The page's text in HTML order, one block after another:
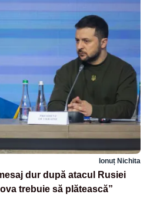
Ionuț Nichita
dur după atacul Rusiei
trebuie să plătească”